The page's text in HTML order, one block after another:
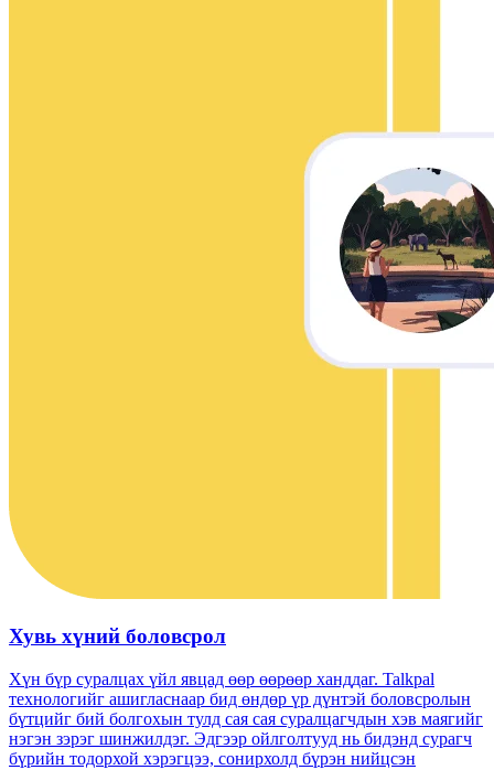
Хувь хүний ​​боловсрол
Хүн бүр суралцах үйл явцад өөр өөрөөр ханддаг. Talkpal
технологийг ашигласнаар бид өндөр үр дүнтэй боловсролын
бүтцийг бий болгохын тулд сая сая суралцагчдын хэв маягийг
нэгэн зэрэг шинжилдэг. Эдгээр ойлголтууд нь бидэнд сурагч
бүрийн тодорхой хэрэгцээ, сонирхолд бүрэн нийцсэн